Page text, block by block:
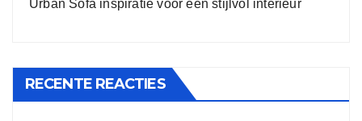
Urban Sofa inspiratie voor een stijlvol interieur
RECENTE REACTIES